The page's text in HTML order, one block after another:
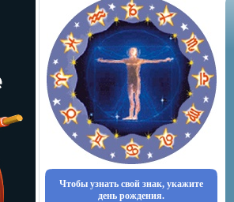
Чтобы узнать свой знак, укажите
день рождения.